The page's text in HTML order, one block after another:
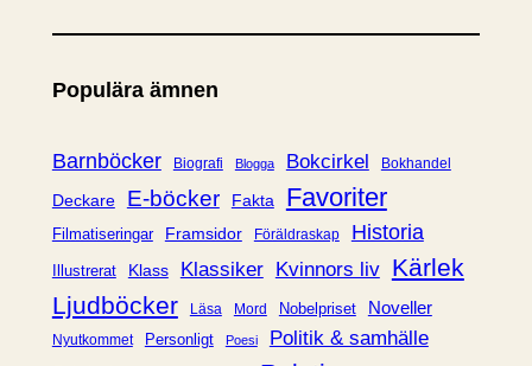
t
g
r
i
Populära ämnen
Barnböcker Biografi Blogga Bokcirkel Bokhandel
Deckare E-böcker Fakta Favoriter
Filmatiseringar Framsidor Föräldraskap Historia
Illustrerat Klass Klassiker Kvinnors liv Kärlek
Ljudböcker
Läsa Mord Nobelpriset Noveller
Nyutkommet Personligt Poesi
Politik & samhälle